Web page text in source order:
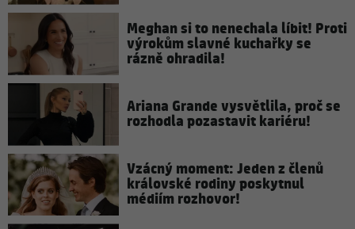
Meghan si to nenechala líbit! Proti
výrokům slavné kuchařky se
rázně ohradila!
Ariana Grande vysvětlila, proč se
rozhodla pozastavit kariéru!
Vzácný moment: Jeden z členů
královské rodiny poskytnul
médiím rozhovor!